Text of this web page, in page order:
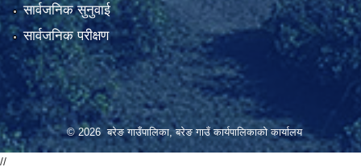
सार्वजनिक सुनुवाई
सार्वजनिक परीक्षण
© 2026 बरेङ गाउँपालिका, बरेङ गाउँ कार्यपालिकाको कार्यालय
//